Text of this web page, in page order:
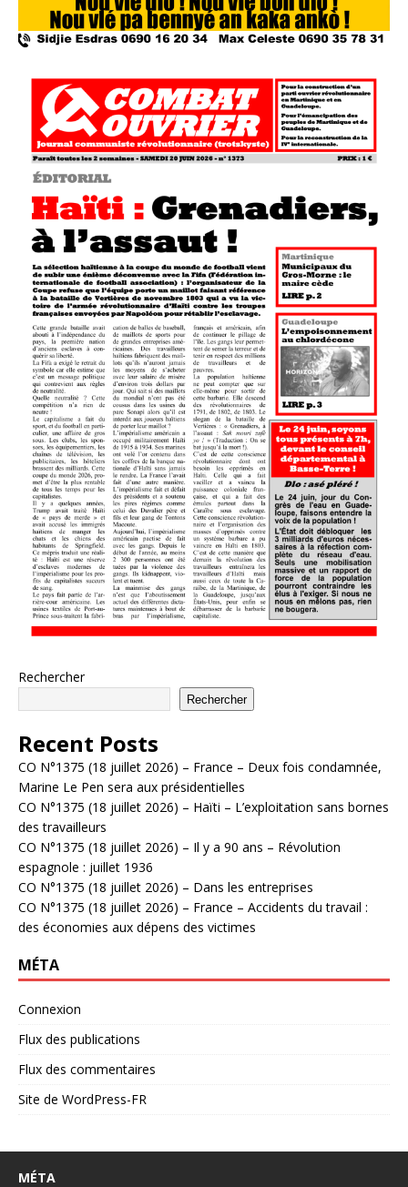
Rechercher
Rechercher
Recent Posts
CO N°1375 (18 juillet 2026) – France – Deux fois condamnée,
Marine Le Pen sera aux présidentielles
CO N°1375 (18 juillet 2026) – Haïti – L’exploitation sans bornes
des travailleurs
CO N°1375 (18 juillet 2026) – Il y a 90 ans – Révolution
espagnole : juillet 1936
CO N°1375 (18 juillet 2026) – Dans les entreprises
CO N°1375 (18 juillet 2026) – France – Accidents du travail :
des économies aux dépens des victimes
MÉTA
Connexion
Flux des publications
Flux des commentaires
Site de WordPress-FR
MÉTA